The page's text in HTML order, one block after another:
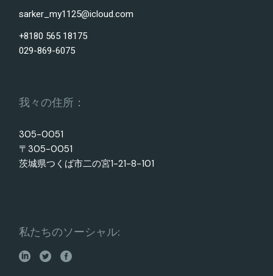
sarker_my1125@icloud.com
+8180 565 18175
029-869-6075
我々の住所：
305-0051
〒305-0051
茨城県つくば市二の宮1-21-8-101
私たちのソーシャル: